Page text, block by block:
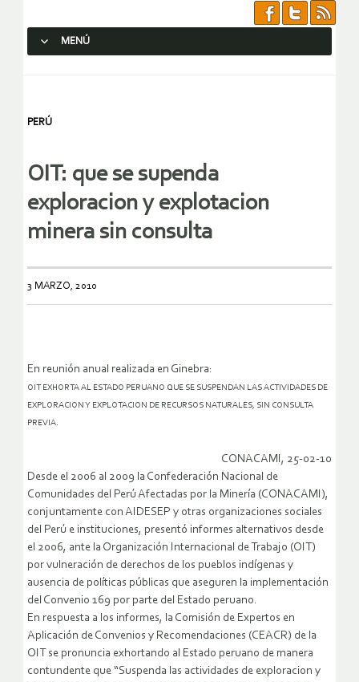
MENÚ
PERÚ
OIT: que se supenda
exploracion y explotacion
minera sin consulta
3 MARZO, 2010
En reunión anual realizada en Ginebra:
OIT EXHORTA AL ESTADO PERUANO QUE SE SUSPENDAN LAS ACTIVIDADES DE
EXPLORACION Y EXPLOTACION DE RECURSOS NATURALES, SIN CONSULTA
PREVIA.
CONACAMI, 25-02-10
Desde el 2006 al 2009 la Confederación Nacional de
Comunidades del Perú Afectadas por la Minería (CONACAMI),
conjuntamente con AIDESEP y otras organizaciones sociales
del Perú e instituciones, presentó informes alternativos desde
el 2006, ante la Organización Internacional de Trabajo (OIT)
por vulneración de derechos de los pueblos indígenas y
ausencia de políticas públicas que aseguren la implementación
del Convenio 169 por parte del Estado peruano.
En respuesta a los informes, la Comisión de Expertos en
Aplicación de Convenios y Recomendaciones (CEACR) de la
OIT se pronuncia exhortando al Estado peruano de manera
contundente que “Suspenda las actividades de exploracion y